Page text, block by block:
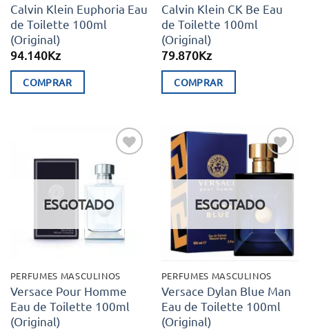
Calvin Klein Euphoria Eau
de Toilette 100ml
(Original)
94.140Kz
COMPRAR
Calvin Klein CK Be Eau
de Toilette 100ml
(Original)
79.870Kz
COMPRAR
Adicionar
aos meus
ESGOTADO
PERFUMES MASCULINOS
Versace Pour Homme
Eau de Toilette 100ml
(Original)
Adicionar
aos meus
ESGOTADO
PERFUMES MASCULINOS
Versace Dylan Blue Man
Eau de Toilette 100ml
(Original)